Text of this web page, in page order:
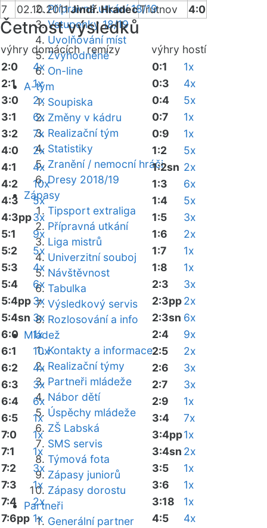
Přípravná utkání 18/19
Vstupenky 18/19
Uvolňování míst
Zvýhodněné
On-line
A-tým
Soupiska
Změny v kádru
Realizační tým
Statistiky
Zranění / nemocní hráči
Dresy 2018/19
Zápasy
Tipsport extraliga
Přípravná utkání
Liga mistrů
Univerzitní souboj
Návštěvnost
Tabulka
Výsledkový servis
Rozlosování a info
Mládež
Kontakty a informace
Realizační týmy
Partneři mládeže
Nábor dětí
Úspěchy mládeže
ZŠ Labská
SMS servis
Týmová fota
Zápasy juniorů
Zápasy dorostu
Partneři
Generální partner
7
02.10.2011Jindř. HradecTrutnov 4:0
Četnost výsledků
výhry domácích remízy výhry hostí
2:0
4x
2:1
1x
3:0
2x
3:1
6x
3:2
7x
4:0
2x
4:1
4x
4:2
10x
4:3
5x
4:3pp3x
5:1
9x
5:2
5x
5:3
4x
5:4
6x
5:4pp3x
5:4sn 3x
6:0
1x
6:1
10x
6:2
4x
6:3
3x
6:4
6x
6:5
1x
7:0
1x
7:1
1x
7:2
3x
7:3
1x
7:4
2x
7:6pp 1x
0:1
1x
0:3
4x
0:4
5x
0:7
1x
0:9
1x
1:2
5x
1:2sn 2x
1:3
6x
1:4
5x
1:5
3x
1:6
2x
1:7
1x
1:8
1x
2:3
3x
2:3pp2x
2:3sn 6x
2:4
9x
2:5
2x
2:6
3x
2:7
3x
2:9
1x
3:4
7x
3:4pp1x
3:4sn 2x
3:5
1x
3:6
1x
3:18
1x
4:5
4x